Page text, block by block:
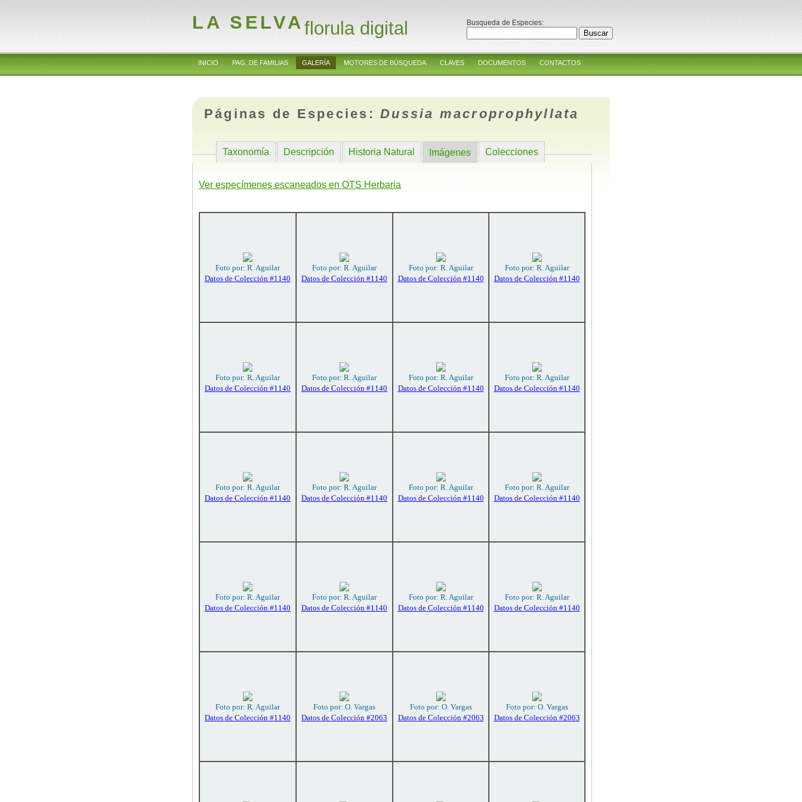
LA SELVAflorula digital Busqueda de Especies:
INICIO PAG. DE FAMILIAS GALERÍA MOTORES DE BÚSQUEDA CLAVES DOCUMENTOS CONTACTOS
Páginas de Especies:Dussia macroprophyllata
Taxonomía Descripción Historia Natural Imágenes Colecciones
Ver especímenes escaneados en OTS Herbaria
Foto por: R. Aguilar
Datos de Colección #1140
Foto por: R. Aguilar
Datos de Colección #1140
Foto por: R. Aguilar
Datos de Colección #1140
Foto por: R. Aguilar
Datos de Colección #1140
Foto por: R. Aguilar
Datos de Colección #1140
Foto por: R. Aguilar
Datos de Colección #1140
Foto por: R. Aguilar
Datos de Colección #1140
Foto por: R. Aguilar
Datos de Colección #1140
Foto por: R. Aguilar
Datos de Colección #1140
Foto por: R. Aguilar
Datos de Colección #1140
Foto por: R. Aguilar
Datos de Colección #1140
Foto por: R. Aguilar
Datos de Colección #1140
Foto por: R. Aguilar
Datos de Colección #1140
Foto por: R. Aguilar
Datos de Colección #1140
Foto por: R. Aguilar
Datos de Colección #1140
Foto por: R. Aguilar
Datos de Colección #1140
Foto por: R. Aguilar
Datos de Colección #1140
Foto por: O. Vargas
Datos de Colección #2063
Foto por: O. Vargas
Datos de Colección #2063
Foto por: O. Vargas
Datos de Colección #2063